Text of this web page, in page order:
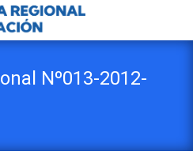
Nº013-2012-